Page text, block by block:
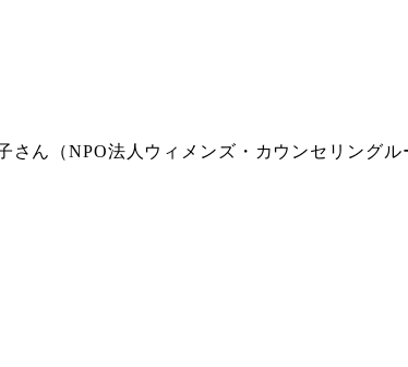
ん（NPO法人ウィメンズ・カウンセリングル